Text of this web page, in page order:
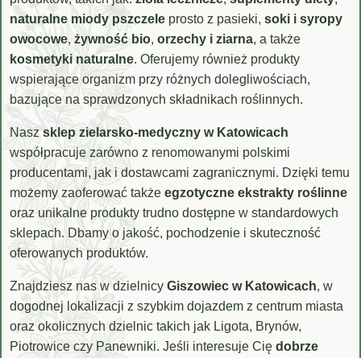
naturalne miody pszczele prosto z pasieki, soki i syropy
owocowe, żywność bio, orzechy i ziarna, a także
kosmetyki naturalne. Oferujemy również produkty
wspierające organizm przy różnych dolegliwościach,
bazujące na sprawdzonych składnikach roślinnych.
Naszsklep zielarsko-medyczny w Katowicach
współpracuje zarówno z renomowanymi polskimi
producentami, jak i dostawcami zagranicznymi. Dzięki temu
możemy zaoferować także egzotyczne ekstrakty roślinne
oraz unikalne produkty trudno dostępne w standardowych
sklepach. Dbamy o jakość, pochodzenie i skuteczność
oferowanych produktów.
Znajdziesz nas w dzielnicy Giszowiec w Katowicach, w
dogodnej lokalizacji z szybkim dojazdem z centrum miasta
oraz okolicznych dzielnic takich jak Ligota, Brynów,
Piotrowice czy Panewniki. Jeśli interesuje Cię dobrze